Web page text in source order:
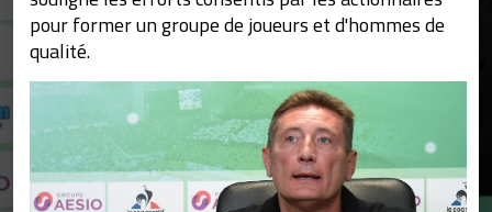
pour former un groupe de joueurs et d'hommes de
qualité.